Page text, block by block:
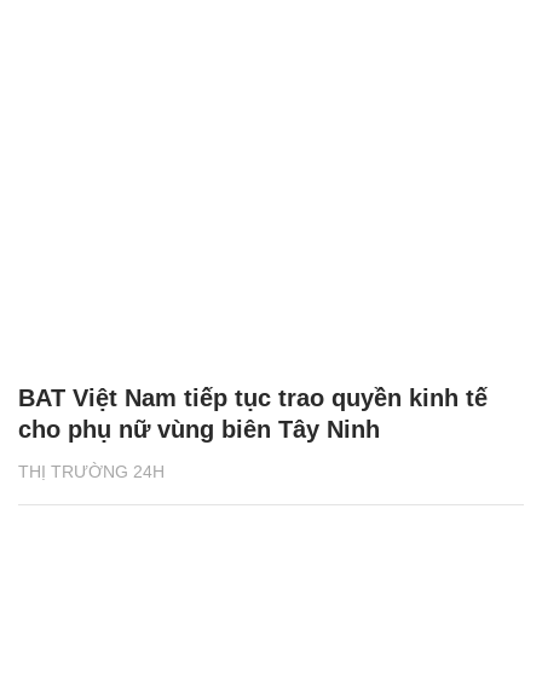
THỊ TRƯỜNG 24H
BAT Việt Nam tiếp tục trao quyền kinh tế
cho phụ nữ vùng biên Tây Ninh